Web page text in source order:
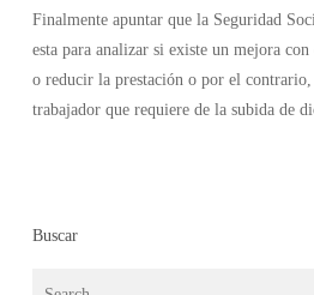
Finalmente apuntar que la Seguridad
esta para analizar si existe un mejora
o reducir la prestación o por el
trabajador que requiere de la subida de
Buscar